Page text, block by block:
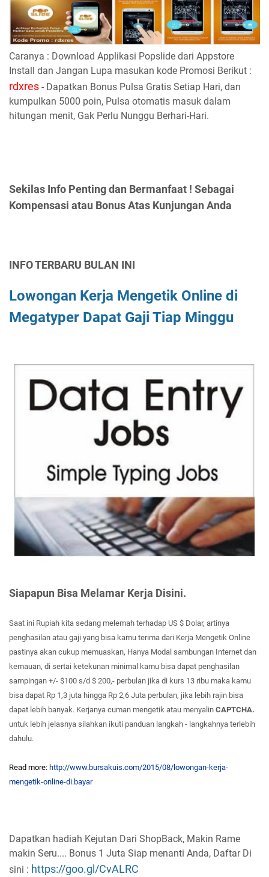
Caranya : Download Applikasi Popslide dari Appstore
Install dan Jangan Lupa masukan kode Promosi Berikut :
rdxres - Dapatkan Bonus Pulsa Gratis Setiap Hari, dan
kumpulkan 5000 poin, Pulsa otomatis masuk dalam
hitungan menit, Gak Perlu Nunggu Berhari-Hari.
Sekilas Info Penting dan Bermanfaat ! Sebagai
Kompensasi atau Bonus Atas Kunjungan Anda
INFO TERBARU BULAN INI
Lowongan Kerja Mengetik Online di
Megatyper Dapat Gaji Tiap Minggu
Siapapun Bisa Melamar Kerja Disini.
Saat ini Rupiah kita sedang melemah terhadap US $ Dolar, artinya
penghasilan atau gaji yang bisa kamu terima dari Kerja Mengetik Online
pastinya akan cukup memuaskan, Hanya Modal sambungan Internet dan
kemauan, di sertai ketekunan minimal kamu bisa dapat penghasilan
sampingan +/- $100 s/d $ 200,- perbulan jika di kurs 13 ribu maka kamu
bisa dapat Rp 1,3 juta hingga Rp 2,6 Juta perbulan, jika lebih rajin bisa
dapat lebih banyak. Kerjanya cuman mengetik atau menyalin CAPTCHA.
untuk lebih jelasnya silahkan ikuti panduan langkah - langkahnya terlebih
dahulu.
Read more: http://www.bursakuis.com/2015/08/lowongan-kerja-
mengetik-online-di.bayar
Dapatkan hadiah Kejutan Dari ShopBack, Makin Rame
makin Seru.... Bonus 1 Juta Siap menanti Anda, Daftar Di
sini : https://goo.gl/CvALRC